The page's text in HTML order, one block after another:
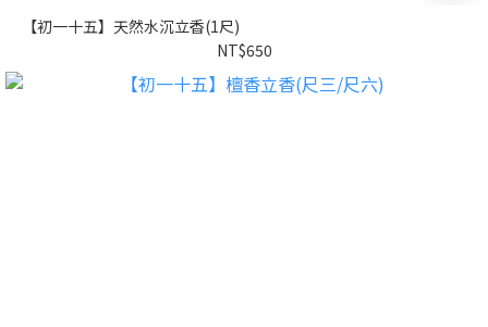
【初一十五】天然水沉立香(1尺)
NT$650